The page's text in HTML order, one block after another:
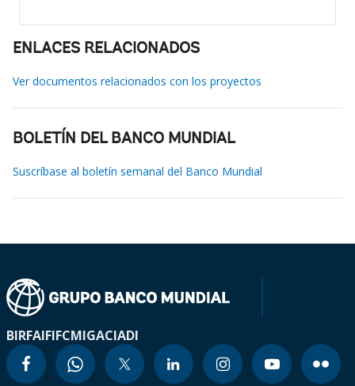
ENLACES RELACIONADOS
Ver documentos relacionados con los proyectos
BOLETÍN DEL BANCO MUNDIAL
Suscríbase al boletín semanal del Banco Mundial
BIRFAIFIFCMIGACIADI